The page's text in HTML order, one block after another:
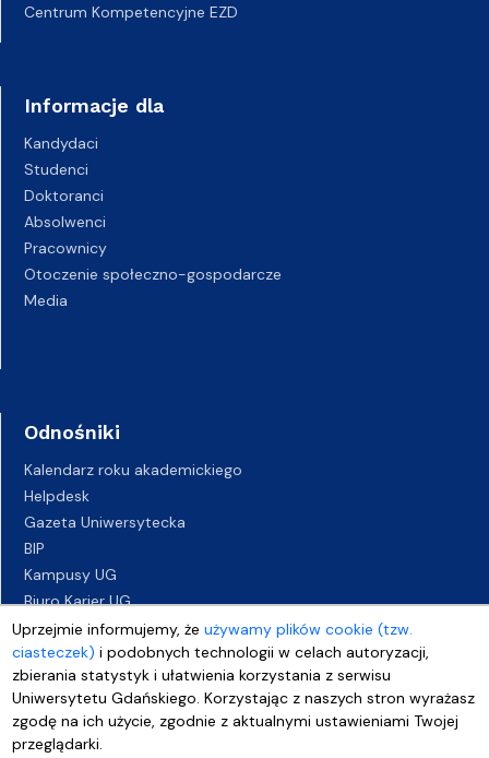
Uprzejmie informujemy, żeużywamy plików cookie (tzw.
ciasteczek) i podobnych technologii w celach autoryzacji,
zbierania statystyk i ułatwienia korzystania z serwisu
Uniwersytetu Gdańskiego. Korzystając z naszych stron wyrażasz
zgodę na ich użycie, zgodnie z aktualnymi ustawieniami Twojej
przeglądarki.
Centrum Kompetencyjne EZD
Informacje dla
Kandydaci
Studenci
Doktoranci
Absolwenci
Pracownicy
Otoczenie społeczno-gospodarcze
Media
Odnośniki
Kalendarz roku akademickiego
Helpdesk
Gazeta Uniwersytecka
BIP
Kampusy UG
Biuro Karier UG
Oferty pracy
Deklaracja dostępności